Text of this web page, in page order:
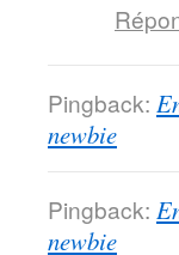
Pingback:
newbie
Pingback:
newbie